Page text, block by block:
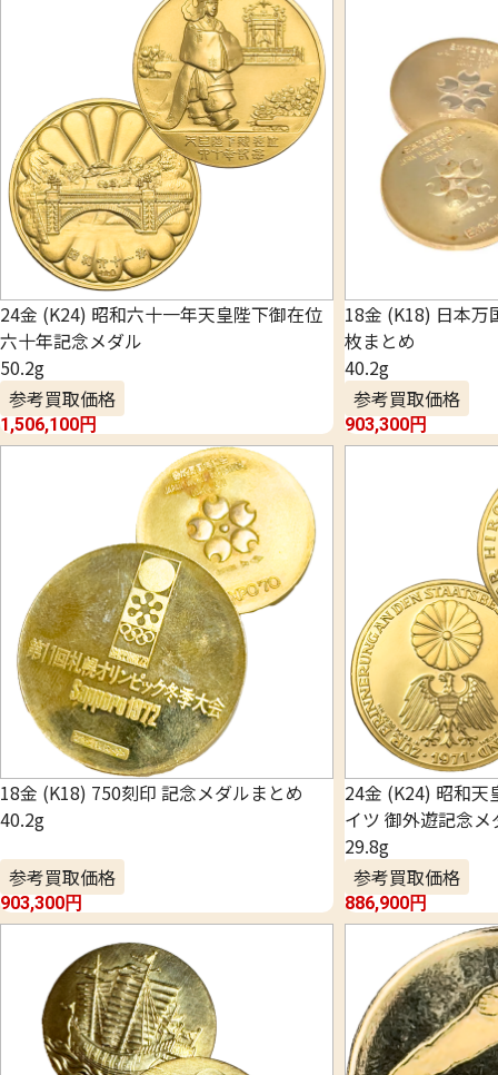
24金 (K24) 昭和六十一年天皇陛下御在位
六十年記念メダル
50.2g
参考買取価格
1,506,100円
18金 (K18) 日本万
枚まとめ
40.2g
参考買取価格
903,300円
18金 (K18) 750刻印 記念メダルまとめ
40.2g
参考買取価格
903,300円
24金 (K24) 昭和天
イツ 御外遊記念メ
29.8g
参考買取価格
886,900円